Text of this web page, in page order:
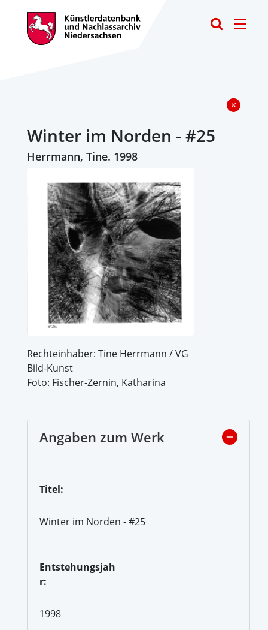
Winter im Norden - #25
Herrmann, Tine. 1998
Rechteinhaber: Tine Herrmann / VG
Bild-Kunst
Foto: Fischer-Zernin, Katharina
Angaben zum Werk
Titel:
Winter im Norden - #25
Entstehungsjah
r:
1998